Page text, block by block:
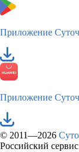
Приложение
Приложение
© 2011—2026
Российский